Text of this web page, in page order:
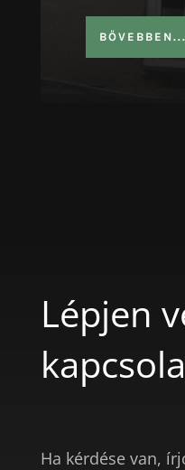
BŐVEBBEN...
Lépjen
Ha kérdése van,